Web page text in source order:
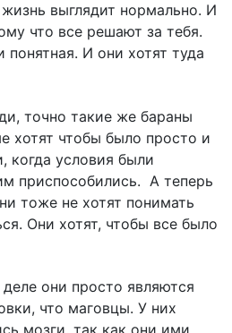
жизнь выглядит нормально. И
что все решают за тебя.
И они хотят туда
точно такие же бараны
хотят чтобы было просто и
когда условия были
приспособились. А теперь
тоже не хотят понимать
Они хотят, чтобы все было
они просто являются
что маговцы. У них